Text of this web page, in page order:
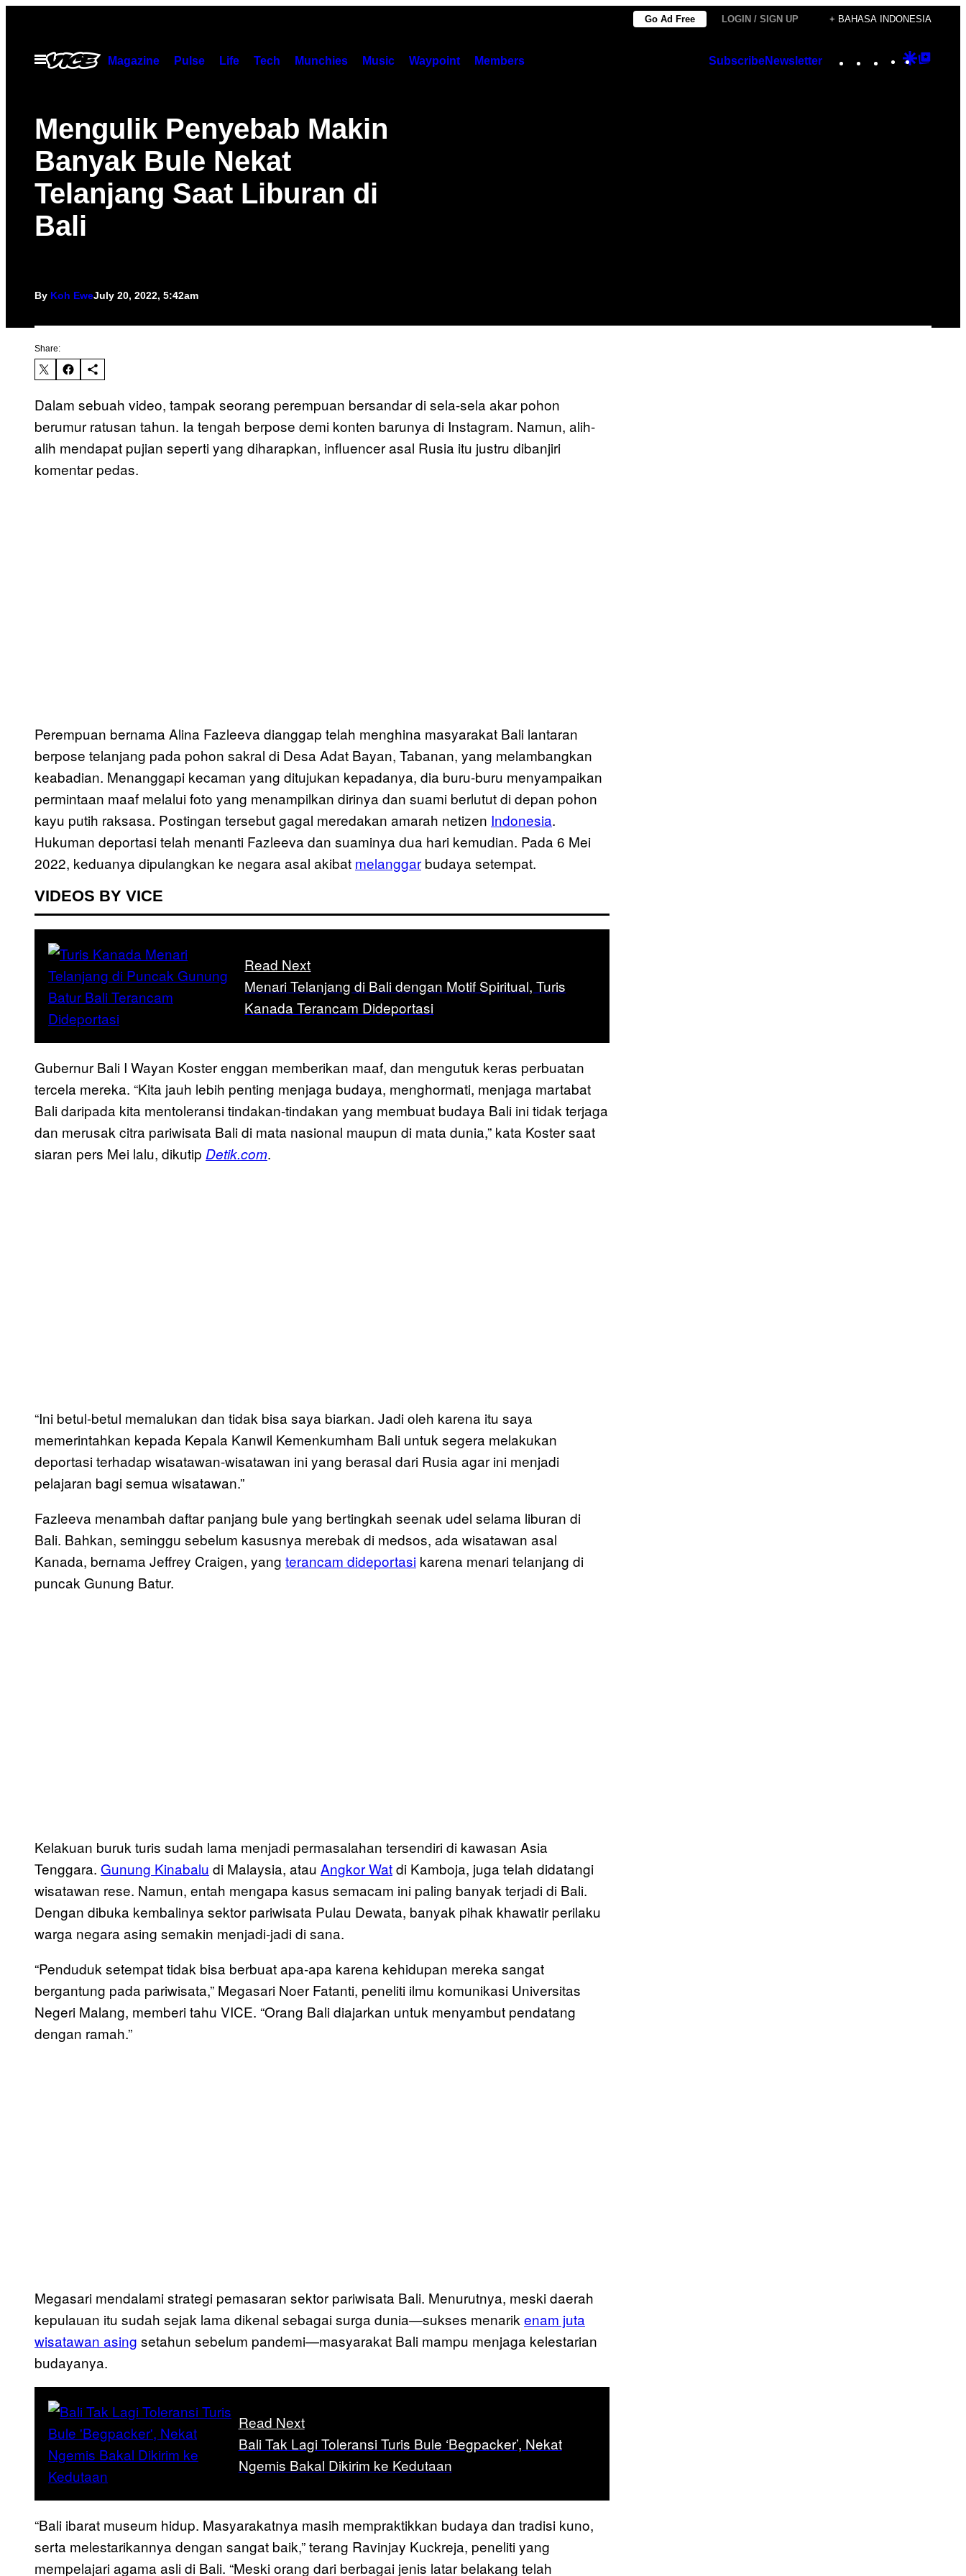
content
Go Ad Free LOGIN / SIGN UP + BAHASA INDONESIA
Open
Menu
Magazine Pulse Life Tech Munchies Music Waypoint Members SubscribeNewsletter Instagram
TikTok
YouTube
Google
Mengulik Penyebab Makin
Banyak Bule Nekat
Telanjang Saat Liburan di
Bali
By Koh EweJuly 20, 2022, 5:42am
Share:
Dalam sebuah video, tampak seorang perempuan bersandar di sela-sela akar pohon
berumur ratusan tahun. Ia tengah berpose demi konten barunya di Instagram. Namun, alih-
alih mendapat pujian seperti yang diharapkan, influencer asal Rusia itu justru dibanjiri
komentar pedas.
Perempuan bernama Alina Fazleeva dianggap telah menghina masyarakat Bali lantaran
berpose telanjang pada pohon sakral di Desa Adat Bayan, Tabanan, yang melambangkan
keabadian. Menanggapi kecaman yang ditujukan kepadanya, dia buru-buru menyampaikan
permintaan maaf melalui foto yang menampilkan dirinya dan suami berlutut di depan pohon
kayu putih raksasa. Postingan tersebut gagal meredakan amarah netizen Indonesia.
Hukuman deportasi telah menanti Fazleeva dan suaminya dua hari kemudian. Pada 6 Mei
2022, keduanya dipulangkan ke negara asal akibat melanggar budaya setempat.
VIDEOS BY VICE
Read Next
Menari Telanjang di Bali dengan Motif Spiritual, Turis
Kanada Terancam Dideportasi
Gubernur Bali I Wayan Koster enggan memberikan maaf, dan mengutuk keras perbuatan
tercela mereka. “Kita jauh lebih penting menjaga budaya, menghormati, menjaga martabat
Bali daripada kita mentoleransi tindakan-tindakan yang membuat budaya Bali ini tidak terjaga
dan merusak citra pariwisata Bali di mata nasional maupun di mata dunia,” kata Koster saat
siaran pers Mei lalu, dikutip Detik.com.
“Ini betul-betul memalukan dan tidak bisa saya biarkan. Jadi oleh karena itu saya
memerintahkan kepada Kepala Kanwil Kemenkumham Bali untuk segera melakukan
deportasi terhadap wisatawan-wisatawan ini yang berasal dari Rusia agar ini menjadi
pelajaran bagi semua wisatawan.”
Fazleeva menambah daftar panjang bule yang bertingkah seenak udel selama liburan di
Bali. Bahkan, seminggu sebelum kasusnya merebak di medsos, ada wisatawan asal
Kanada, bernama Jeffrey Craigen, yang terancam dideportasi karena menari telanjang di
puncak Gunung Batur.
Kelakuan buruk turis sudah lama menjadi permasalahan tersendiri di kawasan Asia
Tenggara. Gunung Kinabalu di Malaysia, atau Angkor Watdi Kamboja, juga telah didatangi
wisatawan rese. Namun, entah mengapa kasus semacam ini paling banyak terjadi di Bali.
Dengan dibuka kembalinya sektor pariwisata Pulau Dewata, banyak pihak khawatir perilaku
warga negara asing semakin menjadi-jadi di sana.
“Penduduk setempat tidak bisa berbuat apa-apa karena kehidupan mereka sangat
bergantung pada pariwisata,” Megasari Noer Fatanti, peneliti ilmu komunikasi Universitas
Negeri Malang, memberi tahu VICE. “Orang Bali diajarkan untuk menyambut pendatang
dengan ramah.”
Megasari mendalami strategi pemasaran sektor pariwisata Bali. Menurutnya, meski daerah
kepulauan itu sudah sejak lama dikenal sebagai surga dunia—sukses menarik enam juta
wisatawan asing setahun sebelum pandemi—masyarakat Bali mampu menjaga kelestarian
budayanya.
Read Next
Bali Tak Lagi Toleransi Turis Bule ‘Begpacker’, Nekat
Ngemis Bakal Dikirim ke Kedutaan
“Bali ibarat museum hidup. Masyarakatnya masih mempraktikkan budaya dan tradisi kuno,
serta melestarikannya dengan sangat baik,” terang Ravinjay Kuckreja, peneliti yang
mempelajari agama asli di Bali. “Meski orang dari berbagai jenis latar belakang telah